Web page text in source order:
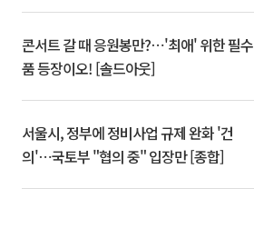
콘서트 갈 때 응원봉만?⋯'최애' 위한 필수
품 등장이오! [솔드아웃]
서울시, 정부에 정비사업 규제 완화 '건
의'⋯국토부 "협의 중" 입장만 [종합]